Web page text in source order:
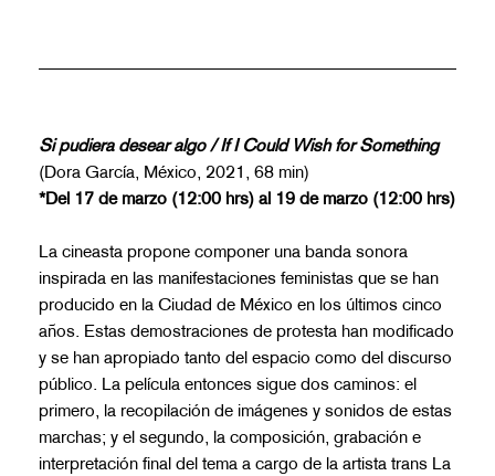
Si pudiera desear algo / If I Could Wish for Something
(Dora García, México, 2021, 68 min)
*Del 17 de marzo (12:00 hrs) al 19 de marzo (12:00 hrs)
La cineasta propone componer una banda sonora
inspirada en las manifestaciones feministas que se han
producido en la Ciudad de México en los últimos cinco
años. Estas demostraciones de protesta han modificado
y se han apropiado tanto del espacio como del discurso
público. La película entonces sigue dos caminos: el
primero, la recopilación de imágenes y sonidos de estas
marchas; y el segundo, la composición, grabación e
interpretación final del tema a cargo de la artista trans La